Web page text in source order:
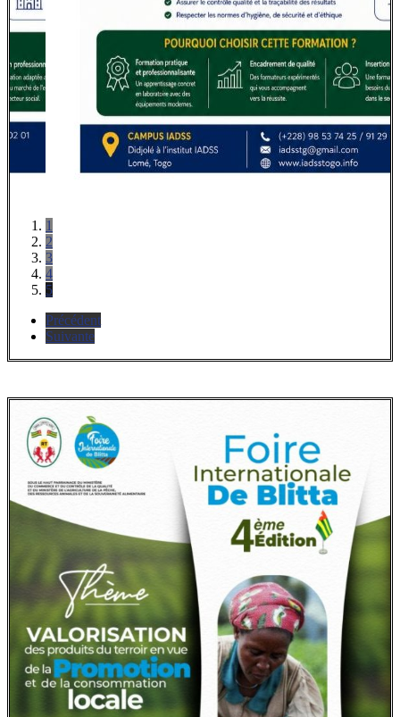
1
2
3
4
5
Précédent
Suivante